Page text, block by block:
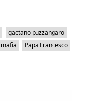
gaetano puzzangaro
mafia
Papa Francesco